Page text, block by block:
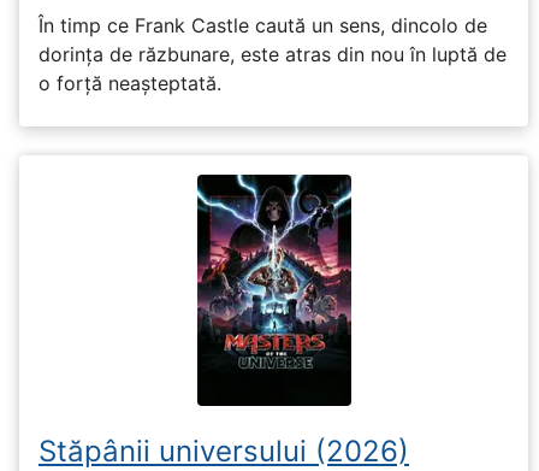
În timp ce Frank Castle caută un sens, dincolo de
dorința de răzbunare, este atras din nou în luptă de
o forță neașteptată.
Stăpânii universului (2026)